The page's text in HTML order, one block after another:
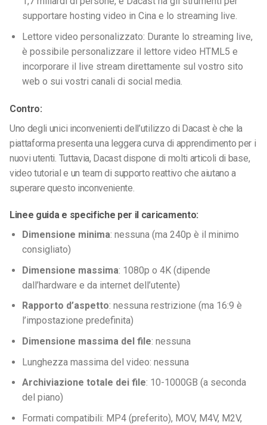
supportare hosting video in Cina e lo streaming live.
Lettore video personalizzato: Durante lo streaming live,
è possibile personalizzare il lettore video HTML5 e
incorporare il live stream direttamente sul vostro sito
web o sui vostri canali di social media.
Contro:
Uno degli unici inconvenienti dell’utilizzo di Dacast è che la
piattaforma presenta una leggera curva di apprendimento per i
nuovi utenti. Tuttavia, Dacast dispone di molti articoli di base,
video tutorial e un team di supporto reattivo che aiutano a
superare questo inconveniente.
Linee guida e specifiche per il caricamento:
Dimensione minima: nessuna (ma 240p è il minimo
consigliato)
Dimensione massima: 1080p o 4K (dipende
dall’hardware e da internet dell’utente)
Rapporto d’aspetto: nessuna restrizione (ma 16:9 è
l’impostazione predefinita)
Dimensione massima del file: nessuna
Lunghezza massima del video: nessuna
Archiviazione totale dei file: 10-1000GB (a seconda
del piano)
Formati compatibili: MP4 (preferito), MOV, M4V, M2V,